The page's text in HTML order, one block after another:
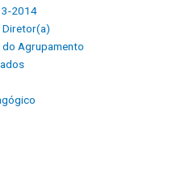
2014
Diretor(a)
Agrupamento